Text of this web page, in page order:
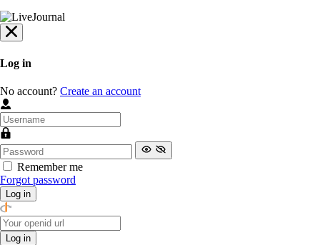
Log in
No account? Create an account
Remember me
Forgot password
Log in
Log in